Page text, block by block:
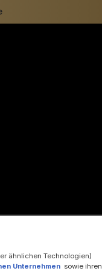
ähnlichen Technologien)
Unternehmen sowie ihren